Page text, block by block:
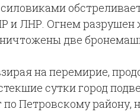
и ЛНР. Огнем разрушен
две
на перемирие,
сутки город
Петровскому району,